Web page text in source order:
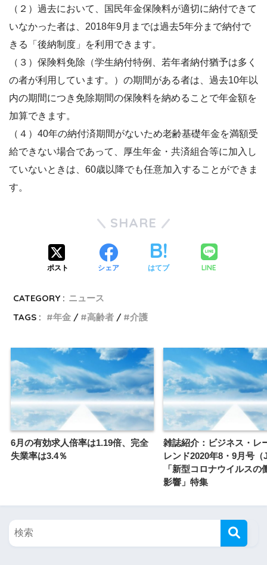
（２）過去において、国民年金保険料が適切に納付できて
いなかった者は、2018年9月までは過去5年分まで納付で
きる「後納制度」を利用できます。
（３）保険料免除（学生納付特例、若年者納付猶予は多く
の者が利用しています。）の期間がある者は、過去10年以
内の期間につき免除期間の保険料を納めることで年金額を
加算できます。
（４）40年の納付済期間がないため老齢基礎年金を満額受
給できない場合であって、厚生年金・共済組合等に加入し
ていないときは、60歳以降でも任意加入することができま
す。
SHARE
ポスト シェア はてブ LINE
CATEGORY : ニュース
TAGS :
年金 高齢者 介護
6月の有効求人倍率は1.19倍、完全
失業率は3.4％
雑誌紹介：ビジネス・レ
レンド2020年8・9月号（
「新型コロナウイルスの
影響」特集